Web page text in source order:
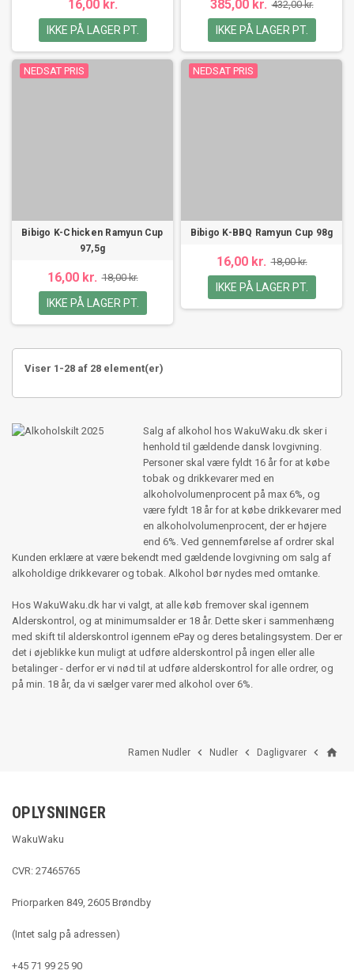
16,00 kr.
IKKE PÅ LAGER PT.
385,00 kr. 432,00 kr.
IKKE PÅ LAGER PT.
NEDSAT PRIS
Bibigo K-Chicken Ramyun Cup
97,5g
16,00 kr. 18,00 kr.
IKKE PÅ LAGER PT.
NEDSAT PRIS
Bibigo K-BBQ Ramyun Cup 98g
16,00 kr. 18,00 kr.
IKKE PÅ LAGER PT.
Viser 1-28 af 28 element(er)
Salg af alkohol hos WakuWaku.dk sker i
henhold til gældende dansk lovgivning.
Personer skal være fyldt 16 år for at købe
tobak og drikkevarer med en
alkoholvolumenprocent på max 6%, og
være fyldt 18 år for at købe drikkevarer med
en alkoholvolumenprocent, der er højere
end 6%. Ved gennemførelse af ordrer skal
Kunden erklære at være bekendt med gældende lovgivning om salg af
alkoholdige drikkevarer og tobak. Alkohol bør nydes med omtanke.
Hos WakuWaku.dk har vi valgt, at alle køb fremover skal igennem
Alderskontrol, og at minimumsalder er 18 år. Dette sker i sammenhæng
med skift til alderskontrol igennem ePay og deres betalingsystem. Der er
det i øjeblikke kun muligt at udføre alderskontrol på ingen eller alle
betalinger - derfor er vi nød til at udføre alderskontrol for alle ordrer, og
på min. 18 år, da vi sælger varer med alkohol over 6%.
home

Dagligvarer

Nudler

Ramen Nudler
OPLYSNINGER
WakuWaku
CVR: 27465765
Priorparken 849, 2605 Brøndby
(Intet salg på adressen)
+45 71 99 25 90